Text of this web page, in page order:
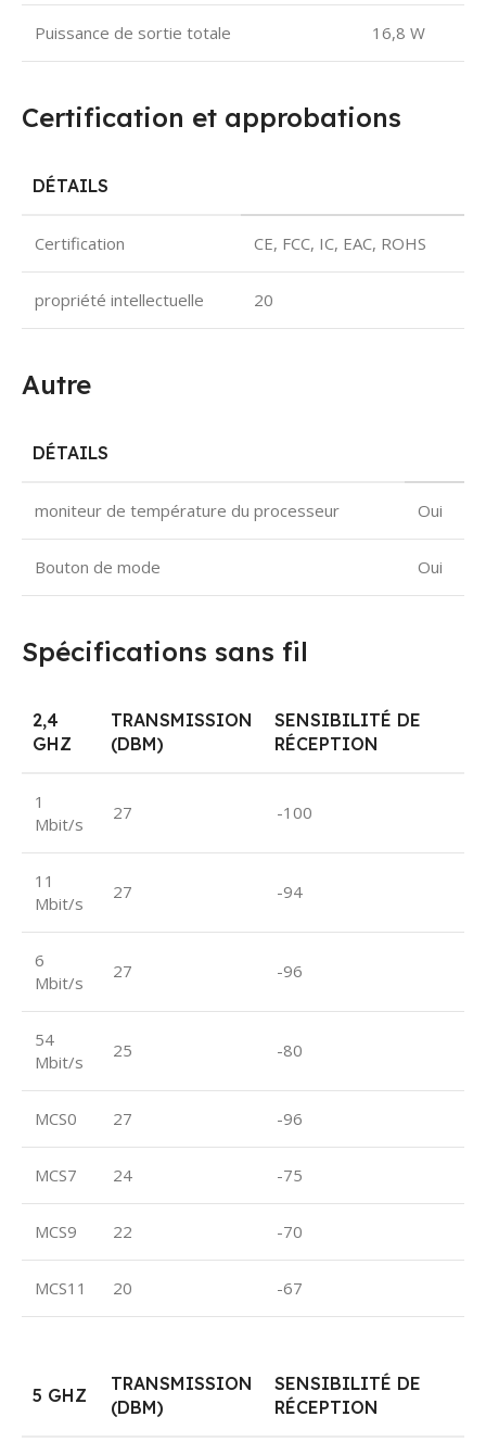
Puissance de sortie totale 16,8 W
Certification et approbations
DÉTAILS
Certification CE, FCC, IC, EAC, ROHS
propriété intellectuelle 20
Autre
DÉTAILS
moniteur de température du processeur Oui
Bouton de mode Oui
Spécifications sans fil
2,4
GHZ
TRANSMISSION
(DBM)
SENSIBILITÉ DE
RÉCEPTION
1
Mbit/s
27 -100
11
Mbit/s
27 -94
6
Mbit/s
27 -96
54
Mbit/s
25 -80
MCS0 27 -96
MCS7 24 -75
MCS9 22 -70
MCS11 20 -67
5 GHZ
TRANSMISSION
(DBM)
SENSIBILITÉ DE
RÉCEPTION